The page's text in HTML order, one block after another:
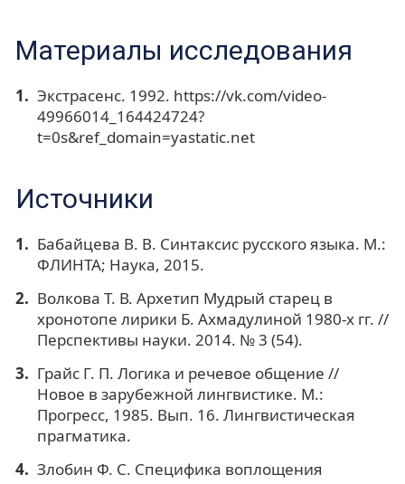
Материалы исследования
Экстрасенс. 1992. https://vk.com/video-
49966014_164424724?
t=0s&ref_domain=yastatic.net
Источники
Бабайцева B. B. Синтаксис русского языка. М.:
ФЛИНТА; Наука, 2015.
Волкова Т. В. Архетип Мудрый старец в
хронотопе лирики Б. Ахмадулиной 1980-х гг. //
Перспективы науки. 2014. № 3 (54).
Грайс Г. П. Логика и речевое общение //
Новое в зарубежной лингвистике. М.:
Прогресс, 1985. Вып. 16. Лингвистическая
прагматика.
Злобин Ф. С. Специфика воплощения